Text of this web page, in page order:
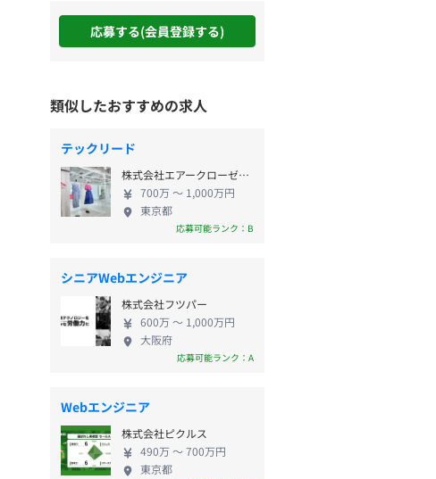
応募する(会員登録する)
類似したおすすめの求人
テックリード
株式会社エアークローゼット
700万 〜 1,000万円
東京都
応募可能ランク：B
シニアWebエンジニア
株式会社フツパー
600万 〜 1,000万円
大阪府
応募可能ランク：A
Webエンジニア
株式会社ピクルス
490万 〜 700万円
東京都